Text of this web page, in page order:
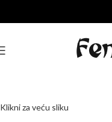
Klikni za veću sliku